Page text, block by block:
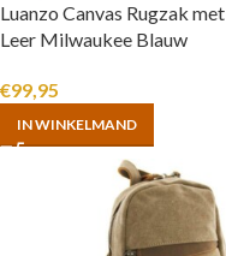
Luanzo Canvas Rugzak met
Leer Milwaukee Blauw
€99,95
IN WINKELMAND